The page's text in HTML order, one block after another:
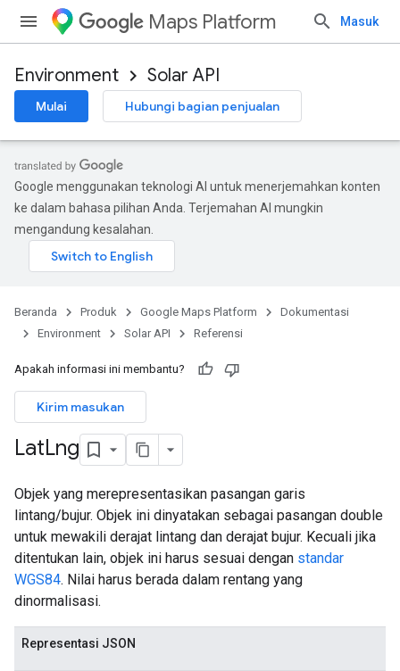
Maps Platform Masuk
Environment Solar API
Mulai Hubungi bagian penjualan
Google menggunakan teknologi AI untuk menerjemahkan konten
ke dalam bahasa pilihan Anda. Terjemahan AI mungkin
mengandung kesalahan.
Beranda Produk Google Maps Platform
Dokumentasi
Environment
Solar API Referensi
Apakah informasi ini membantu?
Kirim masukan
LatLng
Objek yang merepresentasikan pasangan garis
lintang/bujur. Objek ini dinyatakan sebagai pasangan double
untuk mewakili derajat lintang dan derajat bujur. Kecuali jika
ditentukan lain, objek ini harus sesuai dengan standar
WGS84. Nilai harus berada dalam rentang yang
dinormalisasi.
Representasi JSON